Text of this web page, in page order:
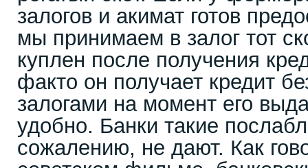
залогов и акимат готов
мы принимаем в залог тот
куплен после получения
факто он получает кредит
залогами на момент его
удобно. Банки такие
сожалению, не дают. Как